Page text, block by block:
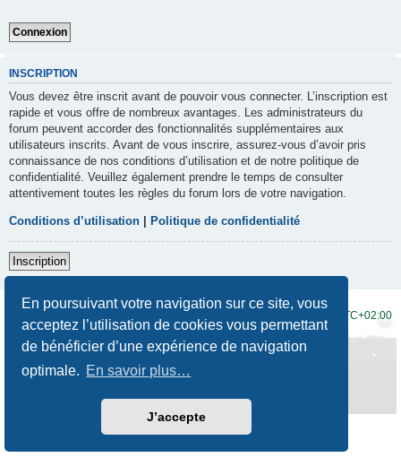
En poursuivant votre navigation sur ce site, vous
acceptez l’utilisation de cookies vous permettant
de bénéficier d’une expérience de navigation
optimale. En savoir plus…
J’accepte
INSCRIPTION
Vous devez être inscrit avant de pouvoir vous connecter. L’inscription est
rapide et vous offre de nombreux avantages. Les administrateurs du
forum peuvent accorder des fonctionnalités supplémentaires aux
utilisateurs inscrits. Avant de vous inscrire, assurez-vous d’avoir pris
connaissance de nos conditions d’utilisation et de notre politique de
confidentialité. Veuillez également prendre le temps de consulter
attentivement toutes les règles du forum lors de votre navigation.
Conditions d’utilisation Politique de confidentialité
Inscription
UTC+02:00
Développé par phpBB® Forum Software © phpBB Limited
Traduction française officielle
Prosilver New Edition
Confidentialité|Conditions